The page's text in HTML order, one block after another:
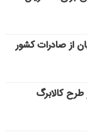
از صادرات کشور
کالابرگ